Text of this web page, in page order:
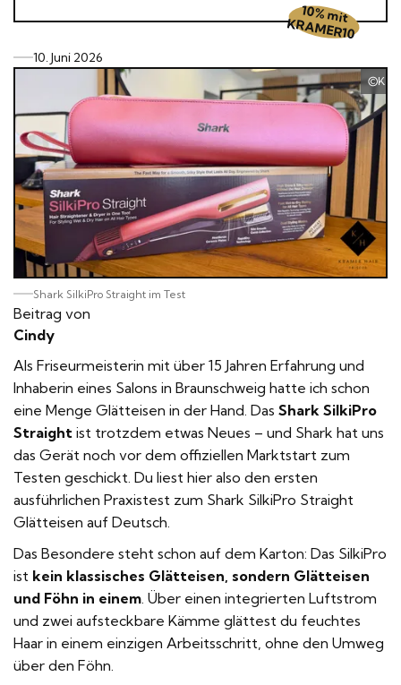
10% m
it
KRAM
ER10
10. Juni 2026
Shark SilkiPro Straight im Test
Beitrag von
Cindy
Als Friseurmeisterin mit über 15 Jahren Erfahrung und
Inhaberin eines Salons in Braunschweig hatte ich schon
eine Menge Glätteisen in der Hand. Das Shark SilkiPro
Straight ist trotzdem etwas Neues – und Shark hat uns
das Gerät noch vor dem offiziellen Marktstart zum
Testen geschickt. Du liest hier also den ersten
ausführlichen Praxistest zum Shark SilkiPro Straight
Glätteisen auf Deutsch.
Das Besondere steht schon auf dem Karton: Das SilkiPro
ist kein klassisches Glätteisen, sondern Glätteisen
und Föhn in einem. Über einen integrierten Luftstrom
und zwei aufsteckbare Kämme glättest du feuchtes
Haar in einem einzigen Arbeitsschritt, ohne den Umweg
über den Föhn.